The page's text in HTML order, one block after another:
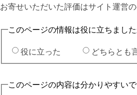
お寄せいただいた評価はサイト運営の
このページの情報は役に立ちまし
役に立った
どちらとも
このページの内容は分かりやすい